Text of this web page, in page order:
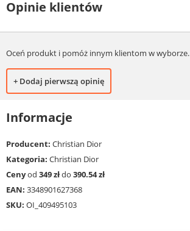
Opinie klientów
Oceń produkt i pomóż innym klientom w wyborze.
+ Dodaj pierwszą opinię
Informacje
Producent: Christian Dior
Kategoria: Christian Dior
Cenyod 349 złdo 390.54 zł
EAN: 3348901627368
SKU: OI_409495103